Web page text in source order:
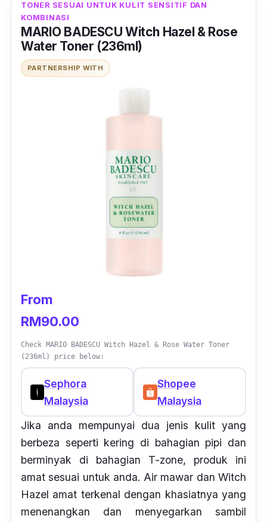
TONER SESUAI UNTUK KULIT SENSITIF DAN
KOMBINASI
MARIO BADESCU Witch Hazel & Rose
Water Toner (236ml)
PARTNERSHIP WITH
From
RM90.00
Check MARIO BADESCU Witch Hazel & Rose Water Toner
(236ml) price below:
Sephora
Malaysia
Shopee
Malaysia
Jika anda mempunyai dua jenis kulit yang
berbeza seperti kering di bahagian pipi dan
berminyak di bahagian T-zone, produk ini
amat sesuai untuk anda. Air mawar dan Witch
Hazel amat terkenal dengan khasiatnya yang
menenangkan dan menyegarkan sambil